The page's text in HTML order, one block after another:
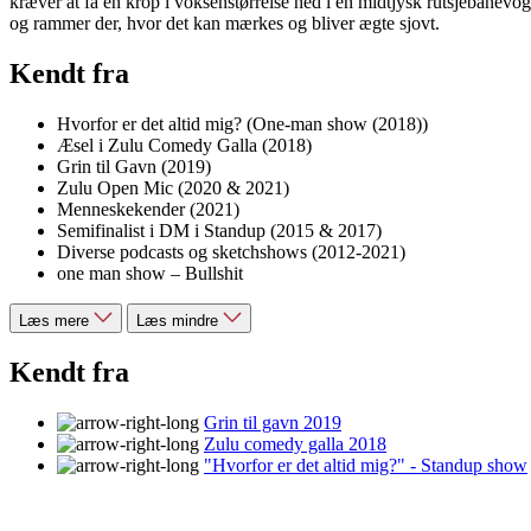
og rammer der, hvor det kan mærkes og bliver ægte sjovt.
Kendt fra
Hvorfor er det altid mig? (One-man show (2018))
Æsel i Zulu Comedy Galla (2018)
Grin til Gavn (2019)
Zulu Open Mic (2020 & 2021)
Menneskekender (2021)
Semifinalist i DM i Standup (2015 & 2017)
Diverse podcasts og sketchshows (2012-2021)
one man show – Bullshit
Læs mere Læs mindre
Kendt fra
Grin til gavn 2019
Zulu comedy galla 2018
"Hvorfor er det altid mig?" - Standup show